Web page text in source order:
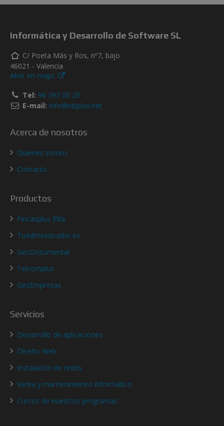
Informática y Desarrollo de Software SL
C/ Poeta Más y Ros, nº7, bajo
46021 - Valencia
Abrir en maps
Tel: 96 393 00 20
E-mail: info@idsplus.net
Acerca de nosotros
Quienes somos
Contacto
Productos
Fincasplus Elite
TuAdministrador.es
GesDocumental
Telcomplus
GesEmpresas
Servicios
Desarrollo de aplicaciones
Diseño Web
Instalación de redes
Venta y mantenimiento informático
Cursos de nuestros programas